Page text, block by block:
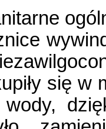
się w
wody,